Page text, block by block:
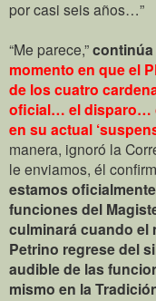
por casi seis años…”
“Me parece,”continúa
momento en que el
de los cuatro
oficial… el disparo…
en su actual
manera, ignoró la
le enviamos, él
estamos
funciones del
culminará cuando el
Petrino regrese del
audible de las
mismo en la